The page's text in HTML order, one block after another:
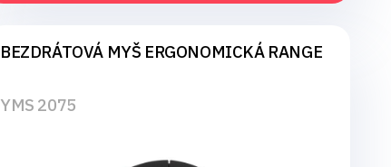
BEZDRÁTOVÁ MYŠ ERGONOMICKÁ RANGE
YMS 2075